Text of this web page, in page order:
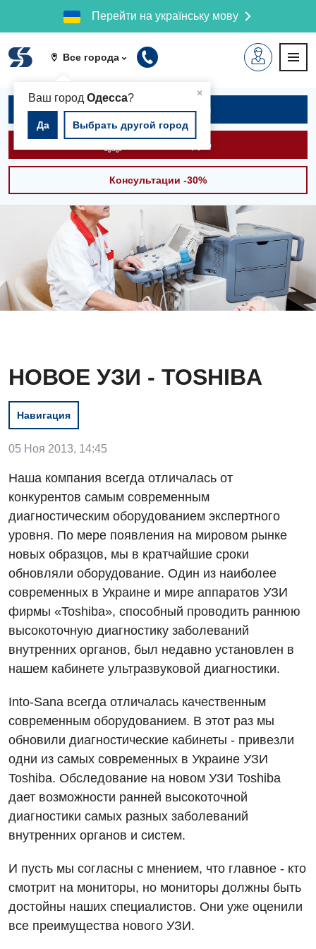
Перейти на українську мову
Все города
×
Ваш город Одесса?
Да Выбрать другой город
Вакансии
Мероприятия БПР
Интернатура
Энциклопедия
Программа лояльности
Отзывы
Видео
Диагностика
Ангиографические исследования
Диагностическое отделение
Инструментальная диагностика
Компьютерная томография
Магнитно-резонансная томография
Маммография
Нейросонография
Рентгенография
Эндоскопическое отделение
Акушерство и гинекология
Аллергология, иммунология
Гинекологическое отделение
Диагностическое отделение
Дневной стационар
Онкологическое отделение
Отделение интенсивной терапии
Отделение кардиососудистой патологии и неврологии
Отделение неотложных состояний
Офтальмологическое отделение
Педиатрическое отделение
Терапевтическое отделение
Травматологическое отделение
Декларирование
Национальный скрининг здоровья 40+
Записаться на приём
Вызвать скорую
Консультации -30%
НОВОЕ УЗИ - TOSHIBA
Навигация
05 Ноя 2013, 14:45
Наша компания всегда отличалась от
конкурентов самым современным
диагностическим оборудованием экспертного
уровня. По мере появления на мировом рынке
новых образцов, мы в кратчайшие сроки
обновляли оборудование. Один из наиболее
современных в Украине и мире аппаратов УЗИ
фирмы «Toshiba», способный проводить раннюю
высокоточную диагностику заболеваний
внутренних органов, был недавно установлен в
нашем кабинете ультразвуковой диагностики.
Into-Sana всегда отличалась качественным
современным оборудованием. В этот раз мы
обновили диагностические кабинеты - привезли
одни из самых современных в Украине УЗИ
Toshiba. Обследование на новом УЗИ Toshiba
дает возможности ранней высокоточной
диагностики самых разных заболеваний
внутренних органов и систем.
И пусть мы согласны с мнением, что главное - кто
смотрит на мониторы, но мониторы должны быть
достойны наших специалистов. Они уже оценили
все преимущества нового УЗИ.